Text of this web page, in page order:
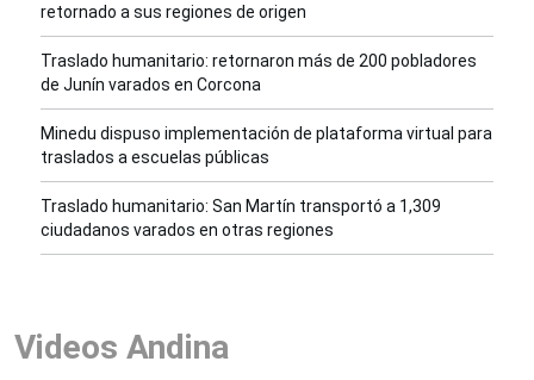
retornado a sus regiones de origen
Traslado humanitario: retornaron más de 200 pobladores
de Junín varados en Corcona
Minedu dispuso implementación de plataforma virtual para
traslados a escuelas públicas
Traslado humanitario: San Martín transportó a 1,309
ciudadanos varados en otras regiones
Videos Andina